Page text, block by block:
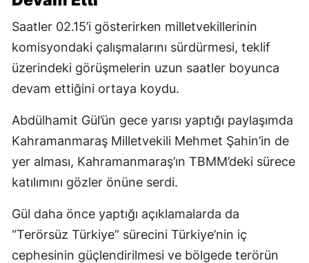
Saatler 02.15’i gösterirken milletvekillerinin
komisyondaki çalışmalarını sürdürmesi, teklif
üzerindeki görüşmelerin uzun saatler boyunca
devam ettiğini ortaya koydu.
Abdülhamit Gül’ün gece yarısı yaptığı paylaşımda
Kahramanmaraş Milletvekili Mehmet Şahin’in de
yer alması, Kahramanmaraş’ın TBMM’deki sürece
katılımını gözler önüne serdi.
Gül daha önce yaptığı açıklamalarda da
“Terörsüz Türkiye” sürecini Türkiye’nin iç
cephesinin güçlendirilmesi ve bölgede terörün